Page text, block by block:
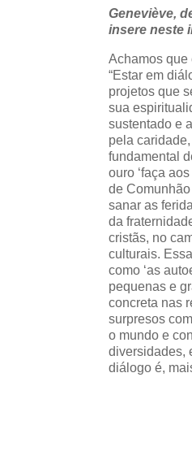
Geneviève,
insere neste
Achamos que
“Estar em
projetos que
sua
sustentado e
pela
fundamental
ouro ‘faça
de
sanar as
da
cristãs, no
culturais.
como ‘as
pequenas e
concreta nas
surpresos
o mundo e
diversidades,
diálogo é,